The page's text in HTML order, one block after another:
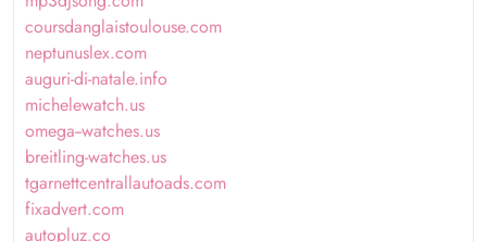
coursdanglaistoulouse.com
neptunuslex.com
auguri-di-natale.info
michelewatch.us
omega--watches.us
breitling-watches.us
tgarnettcentrallautoads.com
fixadvert.com
autopluz.co